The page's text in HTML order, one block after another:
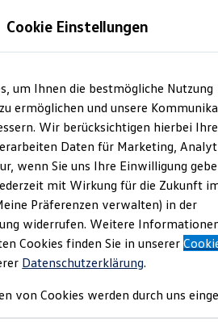
und Gebrauchtwagen
Cookie Einstellungen
um Ihnen die bestmögliche Nutzung
ermöglichen und unsere
Wir berücksichtigen hierbei Ihre
Daten für Marketing,
wenn Sie uns Ihre Einwilligung
mit Wirkung für die Zukunft
Präferenzen verwalten) in der
widerrufen. Weitere
Cookies finden Sie in unserer
Datenschutzerklärung.
von Cookies werden durch uns